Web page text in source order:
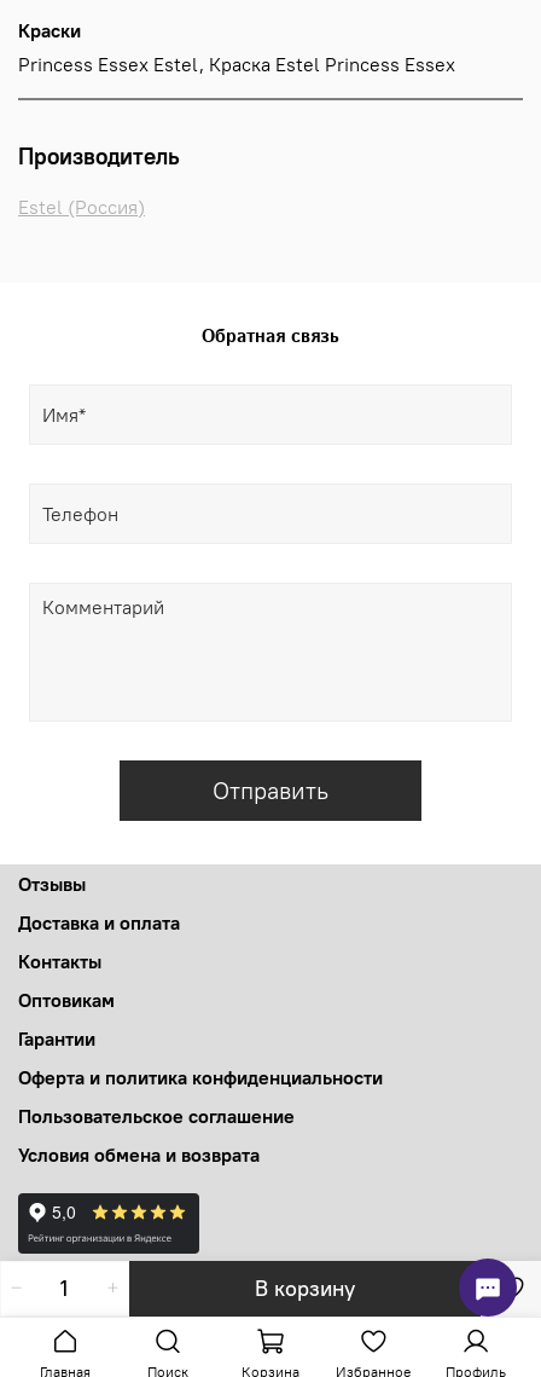
В корзину
Краски
Princess Essex Estel, Краска Estel Princess Essex
Производитель
Estel (Россия)
Обратная связь
Отправить
Отзывы
Доставка и оплата
Контакты
Оптовикам
Гарантии
Оферта и политика конфиденциальности
Пользовательское соглашение
Условия обмена и возврата
Главная Поиск Корзина Избранное Профиль